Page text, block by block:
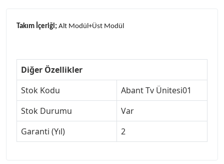
Takım İçeriği; Alt Modül+Üst Modül
Diğer Özellikler
Stok Kodu
Abant Tv Ünitesi01
Stok Durumu
Var
Garanti (Yıl)
2